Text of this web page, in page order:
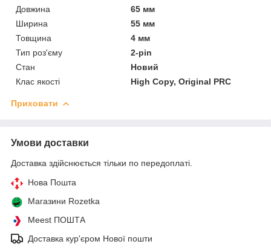
Довжина
65 мм
Ширина
55 мм
Товщина
4 мм
Тип роз'єму
2-pin
Стан
Новий
Клас якості
High Copy, Original PRC
Приховати
Умови доставки
Доставка здійснюється тільки по передоплаті.
Нова Пошта
Магазини Rozetka
Meest ПОШТА
Доставка кур'єром Нової пошти